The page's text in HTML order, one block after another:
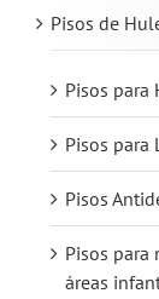
Pisos de
Pisos para
Pisos para
Pisos
Pisos para
áreas